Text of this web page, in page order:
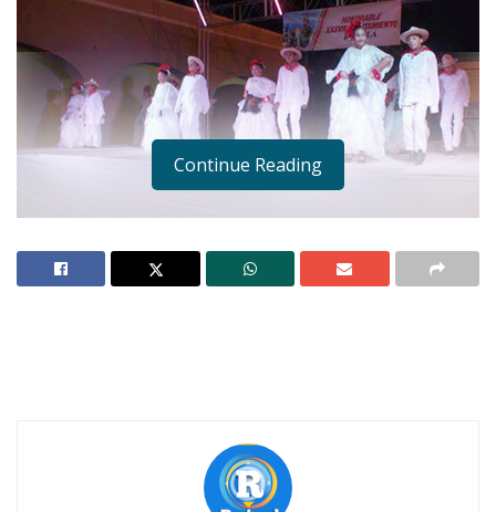
Buena tarde taurina en Ahuacatlán
Continue Reading